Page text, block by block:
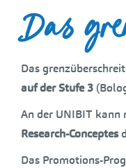
Das
Das
auf der Stufe 3
An der UNIBIT kann
Research-Conceptes
Das Promotions-